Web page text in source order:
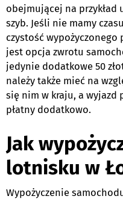
obejmującej na przykład
szyb. Jeśli nie mamy
czystość
jest opcja zwrotu
jedynie dodatkowe 50
należy także mieć na
się nim w kraju, a wyjazd
płatny dodatkowo.
Jak
lotnisku w
Wypożyczenie